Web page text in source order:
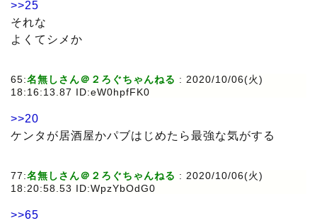
>>25
それな
よくてシメか
65:名無しさん＠２ろぐちゃんねる : 2020/10/06(火)
18:16:13.87 ID:eW0hpfFK0
>>20
ケンタが居酒屋かパブはじめたら最強な気がする
77:名無しさん＠２ろぐちゃんねる : 2020/10/06(火)
18:20:58.53 ID:WpzYbOdG0
>>65